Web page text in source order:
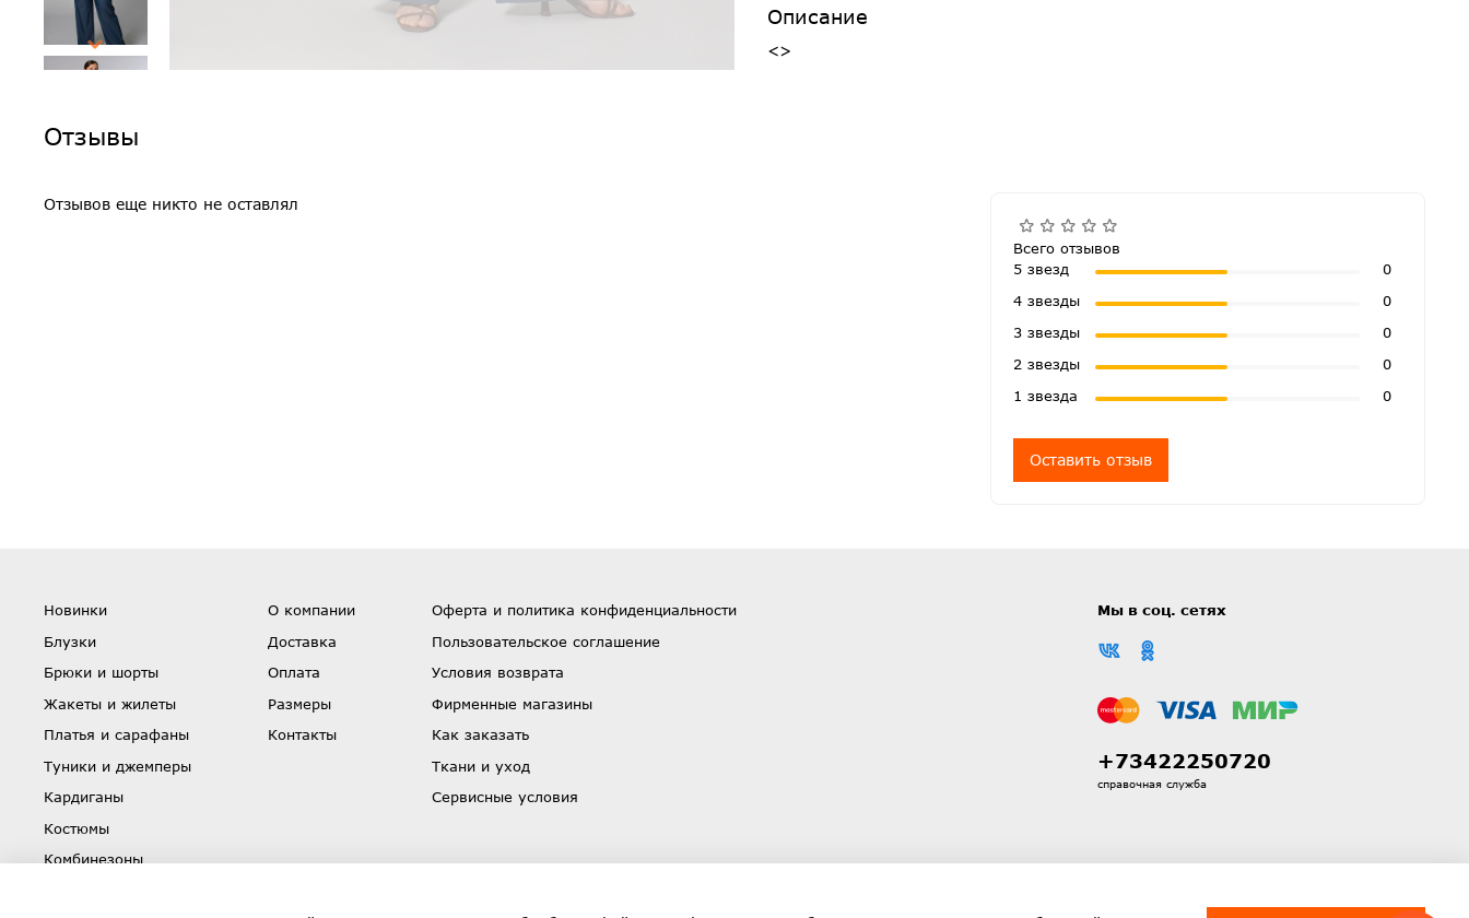
Описание
<>
Отзывы
Отзывов еще никто не оставлял
Всего отзывов
5 звезд
0
4 звезды
0
3 звезды
0
2 звезды
0
1 звезда
0
Оставить отзыв
Новинки
Блузки
Брюки и шорты
Жакеты и жилеты
Платья и сарафаны
Туники и джемперы
Кардиганы
Костюмы
Комбинезоны
О компании
Доставка
Оплата
Размеры
Контакты
Оферта и политика конфиденциальности
Пользовательское соглашение
Условия возврата
Фирменные магазины
Как заказать
Ткани и уход
Сервисные условия
Мы в соц. сетях
+73422250720
справочная служба